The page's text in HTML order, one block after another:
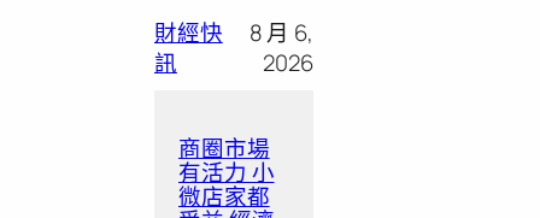
財經快
訊
8 月 6,
2026
商圈市場
有活力 小
微店家都